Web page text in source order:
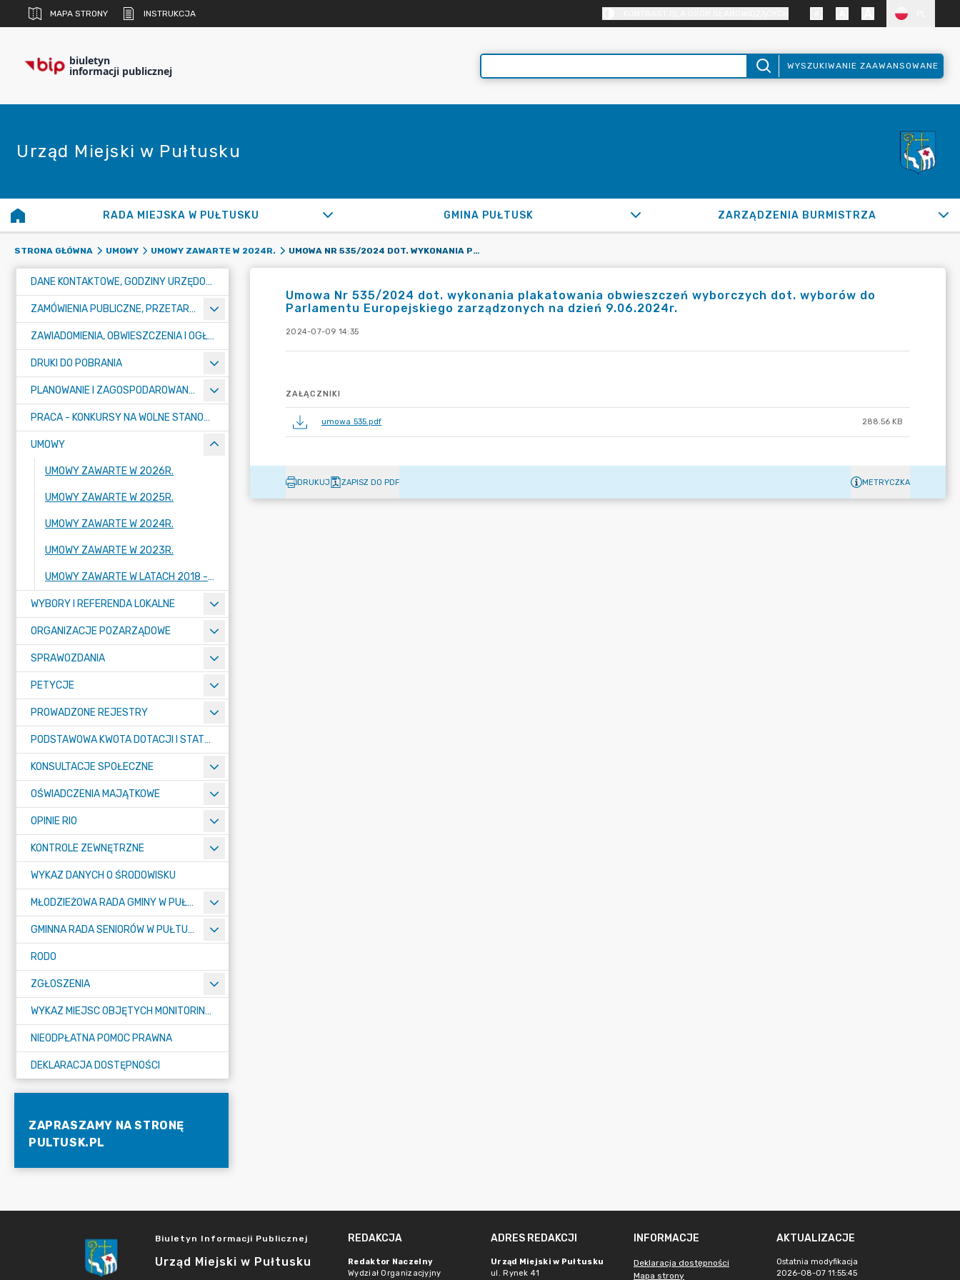
MAPA STRONY INSTRUKCJA
biuletyn
informacji publicznej WYSZUKIWANIE ZAAWANSOWANE
Urząd Miejski w Pułtusku
RADA MIEJSKA W PUŁTUSKU GMINA PUŁTUSK ZARZĄDZENIA BURMISTRZA
STRONA GŁÓWNA UMOWY UMOWY ZAWARTE W 2024R. UMOWA NR 535/2024 DOT. WYKONANIA PLAKATOWANIA OBWIESZCZEŃ WYBORCZYCH DOT. WYBORÓW DO PARLAMENTU EUROPEJSKIEGO ZARZĄDZONYCH NA DZIEŃ 9.06.2024R.
DANE KONTAKTOWE, GODZINY URZĘDOWANIA I NUMER KONTA BANKOWEGO
ZAMÓWIENIA PUBLICZNE, PRZETARGI, KONKURSY
ZAWIADOMIENIA, OBWIESZCZENIA I OGŁOSZENIA
DRUKI DO POBRANIA
PLANOWANIE I ZAGOSPODAROWANIE PRZESTRZENNE
PRACA - KONKURSY NA WOLNE STANOWISKA
UMOWY
UMOWY ZAWARTE W 2026R.
UMOWY ZAWARTE W 2025R.
UMOWY ZAWARTE W 2024R.
UMOWY ZAWARTE W 2023R.
UMOWY ZAWARTE W LATACH 2018 - 2022
WYBORY I REFERENDA LOKALNE
ORGANIZACJE POZARZĄDOWE
SPRAWOZDANIA
PETYCJE
PROWADZONE REJESTRY
PODSTAWOWA KWOTA DOTACJI I STATYSTYCZNA LICZBA UCZNIÓW
KONSULTACJE SPOŁECZNE
OŚWIADCZENIA MAJĄTKOWE
OPINIE RIO
KONTROLE ZEWNĘTRZNE
WYKAZ DANYCH O ŚRODOWISKU
MŁODZIEŻOWA RADA GMINY W PUŁTUSKU
GMINNA RADA SENIORÓW W PUŁTUSKU
RODO
ZGŁOSZENIA
WYKAZ MIEJSC OBJĘTYCH MONITORINGIEM
NIEODPŁATNA POMOC PRAWNA
DEKLARACJA DOSTĘPNOŚCI
ZAPRASZAMY NA STRONĘ
PULTUSK.PL
Umowa Nr 535/2024 dot. wykonania plakatowania obwieszczeń wyborczych dot. wyborów do
Parlamentu Europejskiego zarządzonych na dzień 9.06.2024r.
2024-07-09 14:35
ZAŁĄCZNIKI
umowa 535.pdf 288.56 KB
DRUKUJ ZAPISZ DO PDF METRYCZKA
Biuletyn Informacji Publicznej
Urząd Miejski w Pułtusku
REDAKCJA
Redaktor Naczelny
Wydział Organizacjyjny
ADRES REDAKCJI
Urząd Miejski w Pułtusku
ul. Rynek 41
INFORMACJE
Deklaracja dostępności
Mapa strony
AKTUALIZACJE
Ostatnia modyfikacja
2026-08-07 11:55:45